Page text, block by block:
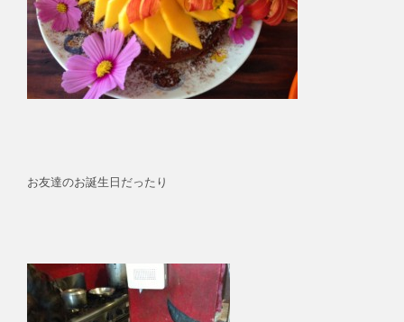
お友達のお誕生日だったり